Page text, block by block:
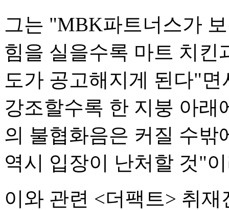
그는 "MBK파트너스가
힘을 실을수록 마트 치킨
도가 공고해지게 된다"
강조할수록 한 지붕 아래
의 불협화음은 커질 수
역시 입장이 난처할 것"
이와 관련 <더팩트> 취